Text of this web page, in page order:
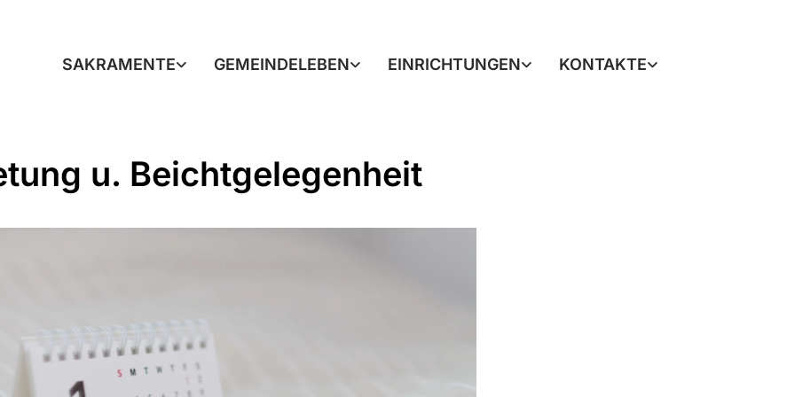
SAKRAMENTE GEMEINDELEBEN EINRICHTUNGEN KONTAKTE
u. Beichtgelegenheit